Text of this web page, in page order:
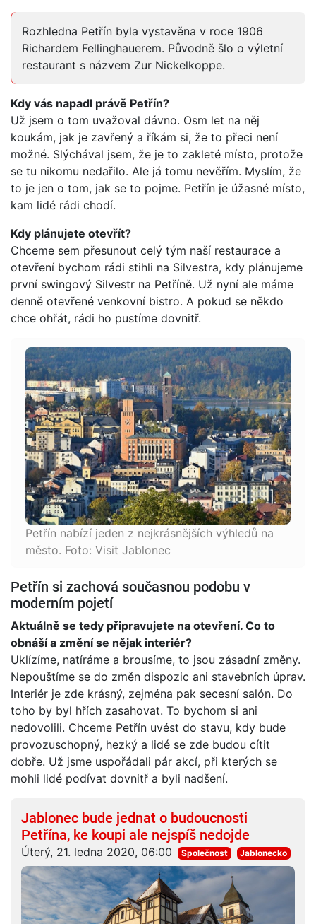
Rozhledna Petřín byla vystavěna v roce 1906
Richardem Fellinghauerem. Původně šlo o výletní
restaurant s názvem Zur Nickelkoppe.
Kdy vás napadl právě Petřín?
Už jsem o tom uvažoval dávno. Osm let na něj
koukám, jak je zavřený a říkám si, že to přeci není
možné. Slýchával jsem, že je to zakleté místo, protože
se tu nikomu nedařilo. Ale já tomu nevěřím. Myslím, že
to je jen o tom, jak se to pojme. Petřín je úžasné místo,
kam lidé rádi chodí.
Kdy plánujete otevřít?
Chceme sem přesunout celý tým naší restaurace a
otevření bychom rádi stihli na Silvestra, kdy plánujeme
první swingový Silvestr na Petříně. Už nyní ale máme
denně otevřené venkovní bistro. A pokud se někdo
chce ohřát, rádi ho pustíme dovnitř.
Petřín nabízí jeden z nejkrásnějších výhledů na
město. Foto: Visit Jablonec
Petřín si zachová současnou podobu v
moderním pojetí
Aktuálně se tedy připravujete na otevření. Co to
obnáší a změní se nějak interiér?
Uklízíme, natíráme a brousíme, to jsou zásadní změny.
Nepouštíme se do změn dispozic ani stavebních úprav.
Interiér je zde krásný, zejména pak secesní salón. Do
toho by byl hřích zasahovat. To bychom si ani
nedovolili. Chceme Petřín uvést do stavu, kdy bude
provozuschopný, hezký a lidé se zde budou cítit
dobře. Už jsme uspořádali pár akcí, při kterých se
mohli lidé podívat dovnitř a byli nadšení.
Jablonec bude jednat o budoucnosti
Petřína, ke koupi ale nejspíš nedojde
Úterý, 21. ledna 2020, 06:00 Společnost Jablonecko